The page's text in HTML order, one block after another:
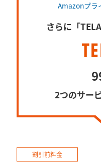
Amazonプラ
さらに「
2つのサー
割引前料金